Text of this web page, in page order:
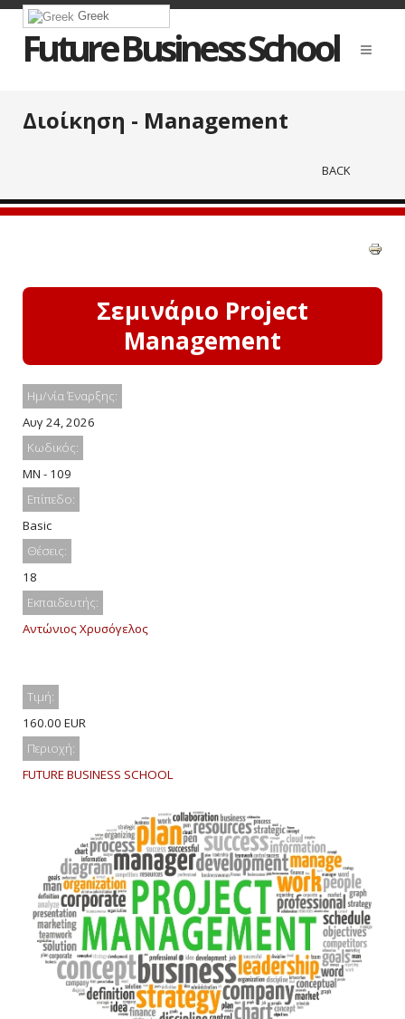
Greek
Future Business School
Διοίκηση - Management
BACK
Σεμινάριο Project
Management
Ημ/νία Έναρξης:
Αυγ 24, 2026
Κωδικός:
MN - 109
Επίπεδο:
Basic
Θέσεις:
18
Εκπαιδευτής:
Αντώνιος Χρυσόγελος
Τιμή:
160.00 EUR
Περιοχή:
FUTURE BUSINESS SCHOOL